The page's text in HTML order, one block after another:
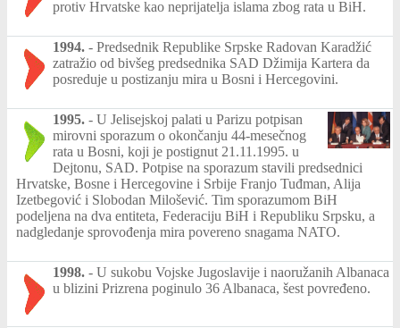
protiv Hrvatske kao neprijatelja islama zbog rata u BiH.
1994. - Predsednik Republike Srpske Radovan Karadžić
zatražio od bivšeg predsednika SAD Džimija Kartera da
posreduje u postizanju mira u Bosni i Hercegovini.
1995. - U Jelisejskoj palati u Parizu potpisan
mirovni sporazum o okončanju 44-mesečnog
rata u Bosni, koji je postignut 21.11.1995. u
Dejtonu, SAD. Potpise na sporazum stavili predsednici
Hrvatske, Bosne i Hercegovine i Srbije Franjo Tuđman, Alija
Izetbegović i Slobodan Milošević. Tim sporazumom BiH
podeljena na dva entiteta, Federaciju BiH i Republiku Srpsku, a
nadgledanje sprovođenja mira povereno snagama NATO.
1998. - U sukobu Vojske Jugoslavije i naoružanih Albanaca
u blizini Prizrena poginulo 36 Albanaca, šest povređeno.